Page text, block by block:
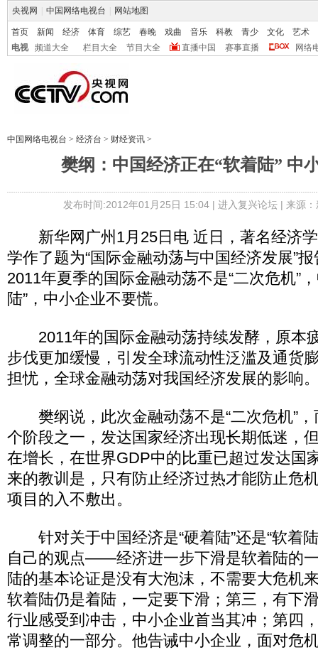
央视网 中国网络电视台 网站地图
首页 新闻 经济 体育 综艺 春晚 戏曲 音乐 科教 青少 文化
艺术
电视
频道大全 栏目大全 节目大全 直播中国 赛事直播 网络
中国网络电视台 > 经济台 > 财经资讯 >
樊纲：中国经济正在“软着陆” 中
发布时间:2012年01月25日 15:04 | 进入复兴论坛| 来源
新华网广州1月25日电 近日，著名经济学
学作了题为“国际金融动荡与中国经济发展”
2011年夏季的国际金融动荡不是“二次危机”
陆”，中小企业不要慌。
2011年的国际金融动荡持续发酵，原本
步伐更加缓慢，引发全球流动性泛滥及通货
担忧，全球金融动荡对我国经济发展的影响
樊纲说，此次金融动荡不是“二次危机”，
个阶段之一，发达国家经济出现长期低迷，
在增长，在世界GDP中的比重已超过发达国
来的教训是，只有防止经济过热才能防止危
项目的入不敷出。
针对关于中国经济是“硬着陆”还是“软着
自己的观点——经济进一步下滑是软着陆的
陆的基本论证是没有大泡沫，不需要大危机
软着陆仍是着陆，一定要下滑；第三，有下
行业感受到冲击，中小企业首当其冲；第四
常调整的一部分。他告诫中小企业，面对危